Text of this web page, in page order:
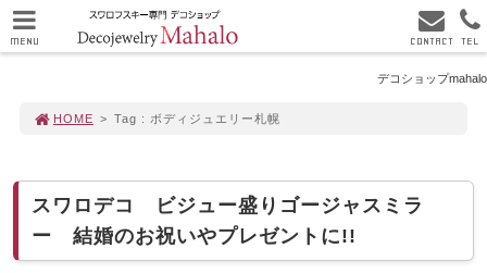
デコショップmahalo
HOME > Tag : ボディジュエリー札幌
スワロデコ ビジュー盛りゴージャスミラ
ー 結婚のお祝いやプレゼントに!!
MENU TEL
CONTACT